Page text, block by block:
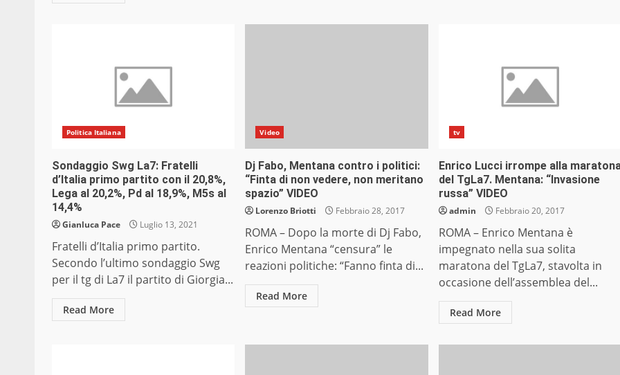
Politica Italiana
Sondaggio Swg La7: Fratelli
d’Italia primo partito con il 20,8%,
Lega al 20,2%, Pd al 18,9%, M5s al
14,4%
Gianluca Pace Luglio 13, 2021
Fratelli d’Italia primo partito.
Secondo l’ultimo sondaggio Swg
per il tg di La7 il partito di Giorgia...
Read More
Video
Dj Fabo, Mentana contro i politici:
“Finta di non vedere, non meritano
spazio” VIDEO
Lorenzo Briotti Febbraio 28, 2017
ROMA – Dopo la morte di Dj Fabo,
Enrico Mentana “censura” le
reazioni politiche: “Fanno finta di...
Read More
tv
Enrico Lucci irrompe alla
del TgLa7. Mentana: “Invasione
russa” VIDEO
admin Febbraio 20, 2017
ROMA – Enrico Mentana è
impegnato nella sua solita
maratona del TgLa7, stavolta in
occasione dell’assemblea del...
Read More